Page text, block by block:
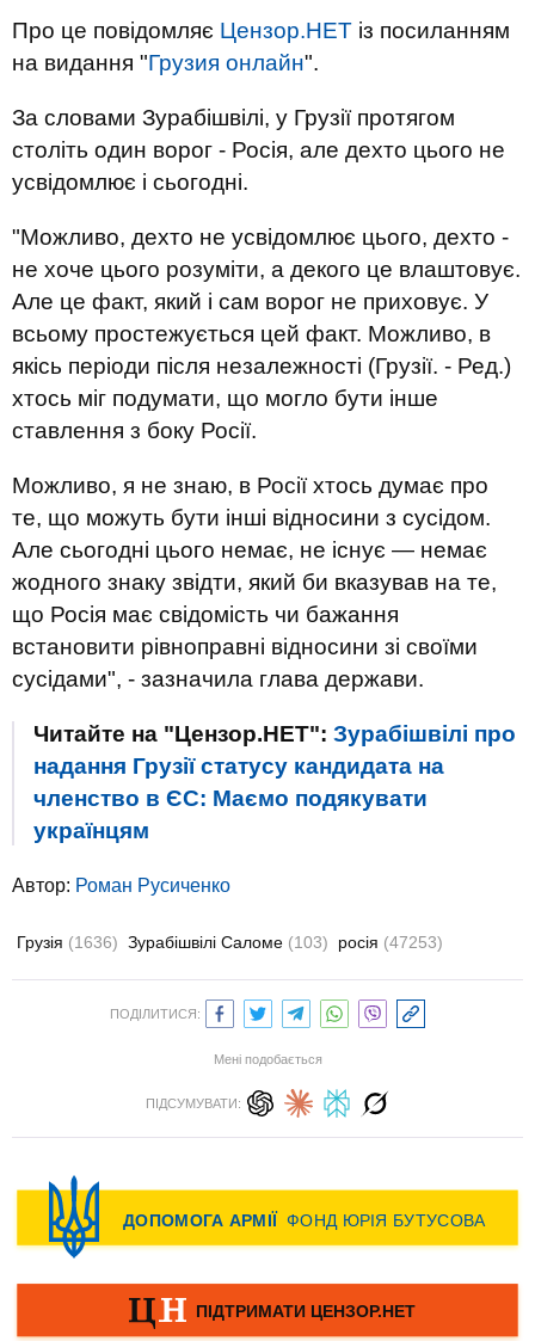
Про це повідомляє Цензор.НЕТ із посиланням
на видання "Грузия онлайн".
За словами Зурабішвілі, у Грузії протягом
століть один ворог - Росія, але дехто цього не
усвідомлює і сьогодні.
"Можливо, дехто не усвідомлює цього, дехто -
не хоче цього розуміти, а декого це влаштовує.
Але це факт, який і сам ворог не приховує. У
всьому простежується цей факт. Можливо, в
якісь періоди після незалежності (Грузії. - Ред.)
хтось міг подумати, що могло бути інше
ставлення з боку Росії.
Можливо, я не знаю, в Росії хтось думає про
те, що можуть бути інші відносини з сусідом.
Але сьогодні цього немає, не існує — немає
жодного знаку звідти, який би вказував на те,
що Росія має свідомість чи бажання
встановити рівноправні відносини зі своїми
сусідами", - зазначила глава держави.
Читайте на "Цензор.НЕТ": Зурабішвілі про
надання Грузії статусу кандидата на
членство в ЄС: Маємо подякувати
українцям
Автор: Роман Русиченко
Грузія (1636) Зурабішвілі Саломе (103) росія (47253)
ПОДІЛИТИСЯ:
Мені подобається
ПІДСУМУВАТИ: